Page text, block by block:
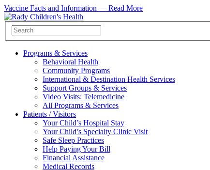
Vaccine Facts and Information — Read More
Programs & Services
Behavioral Health
Community Programs
International & Destination Health Services
Support Groups & Services
Video Visits: Telemedicine
All Programs & Services
Patients / Visitors
Your Child’s Hospital Stay
Your Child’s Specialty Clinic Visit
Safe Sleep Practices
Help Paying Your Bill
Financial Assistance
Medical Records